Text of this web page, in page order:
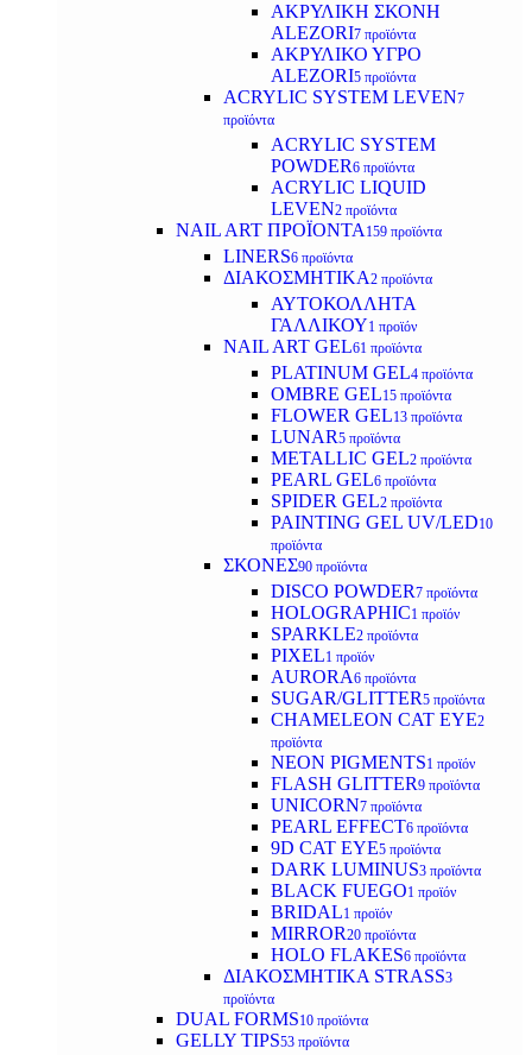
ΑΚΡΥΛΙΚΗ ΣΚΟΝΗ
ALEZORI7 προϊόντα
ΑΚΡΥΛΙΚΟ ΥΓΡΟ
ALEZORI5 προϊόντα
ACRYLIC SYSTEM LEVEN7
προϊόντα
ACRYLIC SYSTEM
POWDER6 προϊόντα
ACRYLIC LIQUID
LEVEN2 προϊόντα
NAIL ART ΠΡΟΪΟΝΤΑ 159 προϊόντα
LINERS6 προϊόντα
ΔΙΑΚΟΣΜΗΤΙΚΑ2 προϊόντα
ΑΥΤΟΚΟΛΛΗΤΑ
ΓΑΛΛΙΚΟΥ1 προϊόν
NAIL ART GEL61 προϊόντα
PLATINUM GEL4 προϊόντα
OMBRE GEL15 προϊόντα
FLOWER GEL13 προϊόντα
LUNAR5 προϊόντα
METALLIC GEL2 προϊόντα
PEARL GEL6 προϊόντα
SPIDER GEL2 προϊόντα
PAINTING GEL UV/LED10
προϊόντα
ΣΚΟΝΕΣ90 προϊόντα
DISCO POWDER7 προϊόντα
HOLOGRAPHIC1 προϊόν
SPARKLE2 προϊόντα
PIXEL1 προϊόν
AURORA6 προϊόντα
SUGAR/GLITTER5 προϊόντα
CHAMELEON CAT EYE2
προϊόντα
NEON PIGMENTS1 προϊόν
FLASH GLITTER9 προϊόντα
UNICORN7 προϊόντα
PEARL EFFECT6 προϊόντα
9D CAT EYE5 προϊόντα
DARK LUMINUS3 προϊόντα
BLACK FUEGO1 προϊόν
BRIDAL1 προϊόν
MIRROR20 προϊόντα
HOLO FLAKES6 προϊόντα
ΔΙΑΚΟΣΜΗΤΙΚΑ STRASS3
προϊόντα
DUAL FORMS10 προϊόντα
GELLY TIPS53 προϊόντα